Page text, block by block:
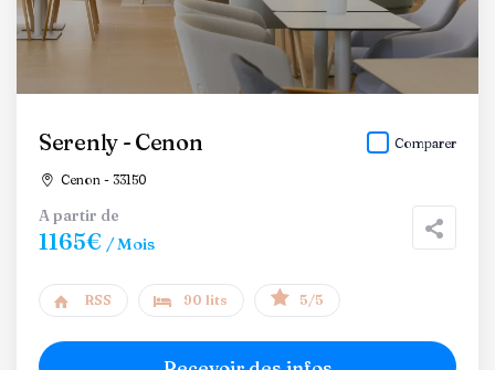
Serenly - Cenon
Cenon - 33150
Comparer
A partir de
1165€ / Mois
RSS 90 lits 5/5